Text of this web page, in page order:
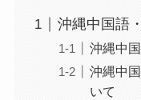
沖縄中国語
沖縄中
沖縄中
いて